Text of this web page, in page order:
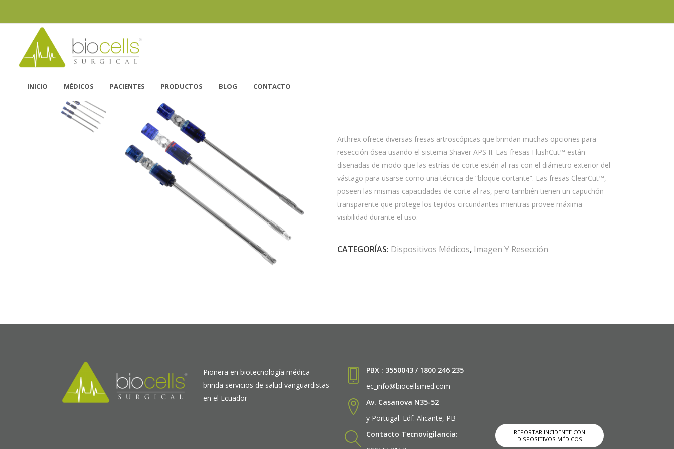
INICIO MÉDICOS PACIENTES PRODUCTOS BLOG CONTACTO
Arthrex ofrece diversas fresas artroscópicas que brindan muchas opciones para
resección ósea usando el sistema Shaver APS II. Las fresas FlushCut™ están
diseñadas de modo que las estrías de corte estén al ras con el diámetro exterior del
vástago para usarse como una técnica de “bloque cortante”. Las fresas ClearCut™,
poseen las mismas capacidades de corte al ras, pero también tienen un capuchón
transparente que protege los tejidos circundantes mientras provee máxima
visibilidad durante el uso.
CATEGORÍAS: Dispositivos Médicos, Imagen Y Resección
Pionera en biotecnología médica
brinda servicios de salud vanguardistas
en el Ecuador
PBX : 3550043 / 1800 246 235
ec_info@biocellsmed.com
Av. Casanova N35-52
y Portugal. Edf. Alicante, PB
Contacto Tecnovigilancia:
REPORTAR INCIDENTE CON
DISPOSITIVOS MÉDICOS